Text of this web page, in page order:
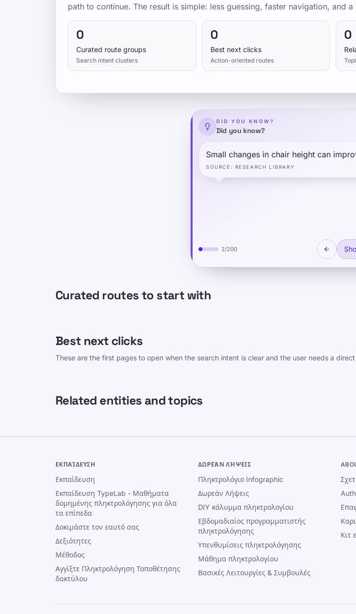
path to continue. The result is simple: less guessing, faster navigation, and
0
Curated route groups
Search intent clusters
0
Best next clicks
Action-oriented routes
0
DID YOU KNOW?
Did you know?
Small changes in chair height can
SOURCE : RESEARCH LIBRARY
2/200
Curated routes to start with
Best next clicks
These are the first pages to open when the search intent is clear and the user needs a
Related entities and topics
ΕΚΠΑΊΔΕΥΣΗ
Εκπαίδευση
Εκπαίδευση TypeLab - Μαθήματα
δομημένης πληκτρολόγησης για όλα
τα επίπεδα
Δοκιμάστε τον εαυτό σας
Δεξιότητες
Μέθοδος
Αγγίξτε Πληκτρολόγηση Τοποθέτησης
δακτύλου
ΔΩΡΕΆΝ ΛΉΨΕΙΣ
Πληκτρολόγιο Infographic
Δωρεάν Λήψεις
DIY κάλυμμα πληκτρολογίου
Εβδομαδιαίος προγραμματιστής
πληκτρολόγησης
Υπενθυμίσεις πληκτρολόγησης
Μάθημα πληκτρολογίου
Βασικές Λειτουργίες & Συμβουλές
Κιτ